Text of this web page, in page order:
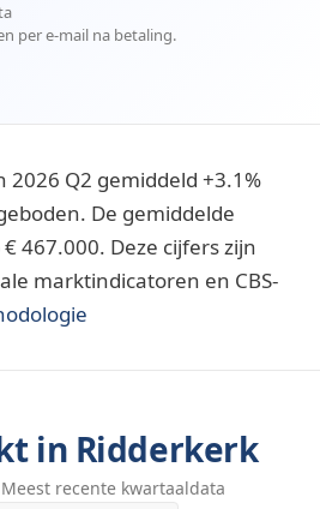
per e-mail na betaling.
Q2 gemiddeld +3.1%
De gemiddelde
467.000. Deze cijfers zijn
marktindicatoren en CBS-
in Ridderkerk
Meest recente kwartaaldata